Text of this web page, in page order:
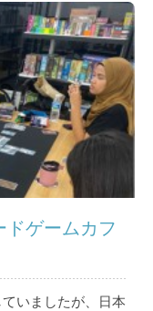
ドゲームカフ
いましたが、日本